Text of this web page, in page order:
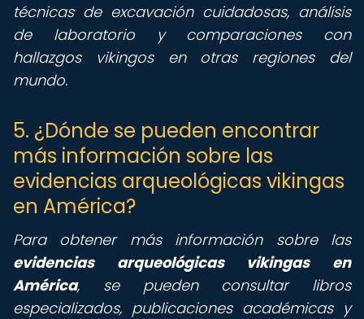
técnicas de excavación cuidadosas, análisis
de laboratorio y comparaciones con
hallazgos vikingos en otras regiones del
mundo.
5. ¿Dónde se pueden encontrar
más información sobre las
evidencias arqueológicas vikingas
en América?
Para obtener más información sobre las
evidencias arqueológicas vikingas en
América, se pueden consultar libros
especializados, publicaciones académicas y